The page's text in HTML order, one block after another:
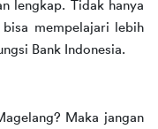
lengkap. Tidak hanya
mempelajari lebih
Bank Indonesia.
Maka jangan